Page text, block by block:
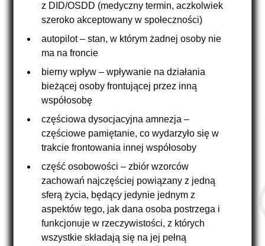
z DID/OSDD (medyczny termin, aczkolwiek
szeroko akceptowany w społeczności)
autopilot – stan, w którym żadnej osoby nie
ma na froncie
bierny wpływ – wpływanie na działania
bieżącej osoby frontującej przez inną
współosobę
częściowa dysocjacyjna amnezja –
częściowe pamiętanie, co wydarzyło się w
trakcie frontowania innej współosoby
część osobowości – zbiór wzorców
zachowań najczęściej powiązany z jedną
sferą życia, będący jedynie jednym z
aspektów tego, jak dana osoba postrzega i
funkcjonuje w rzeczywistości, z których
wszystkie składają się na jej pełną